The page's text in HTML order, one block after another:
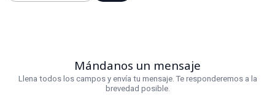
Mándanos un mensaje
Llena todos los campos y envía tu mensaje. Te responderemos a la
brevedad posible.